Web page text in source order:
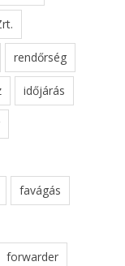
rendőrség
időjárás
favágás
forwarder